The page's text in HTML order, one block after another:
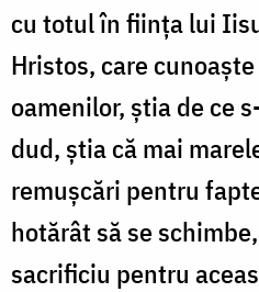
cu totul în fiinţa lui
Hristos, care
oamenilor, ştia de ce
dud, ştia că mai
remuşcări pentru
hotărât să se
sacrificiu pentru